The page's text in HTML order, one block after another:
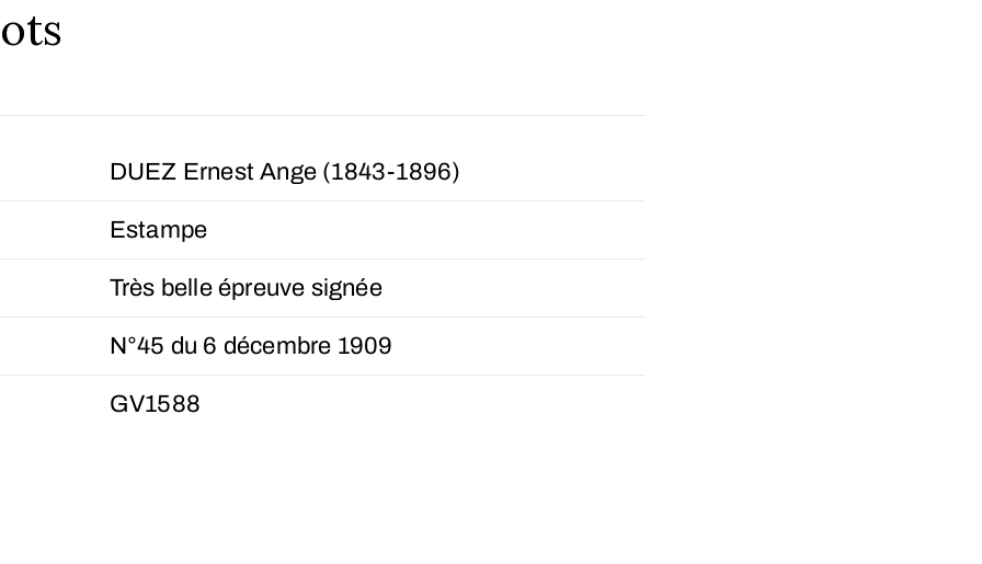
DUEZ Ernest Ange (1843-1896)
Estampe
Très belle épreuve signée
N°45 du 6 décembre 1909
GV1588